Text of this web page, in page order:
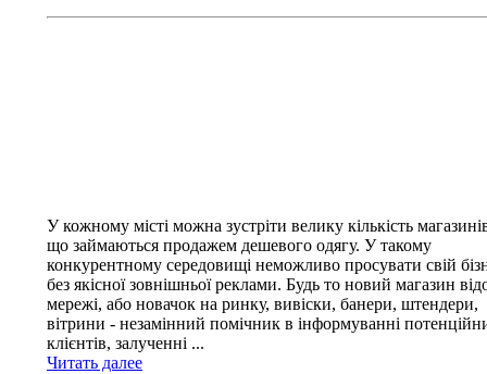
У кожному місті можна зустріти велику кількість
що займаються продажем дешевого одягу. У такому
конкурентному середовищі неможливо просувати свій
без якісної зовнішньої реклами. Будь то новий магазин
мережі, або новачок на ринку, вивіски, банери, штендери,
вітрини - незамінний помічник в інформуванні
клієнтів, залученні ...
Читать далее